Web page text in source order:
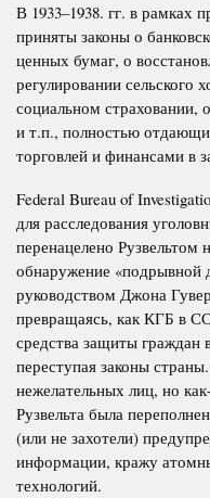
В 1933–1938. гг. в рамках
приняты законы о
ценных бумаг, о
регулировании сельского
социальном страховании,
и т.п., полностью
торговлей и финансами в
Federal Bureau of
для расследования
перенацелено Рузвельтом
обнаружение «подрывной
руководством Джона
превращаясь, как КГБ в
средства защиты граждан
переступая законы страны.
нежелательных лиц, но
Рузвельта была
(или не захотели)
информации, кражу
технологий.